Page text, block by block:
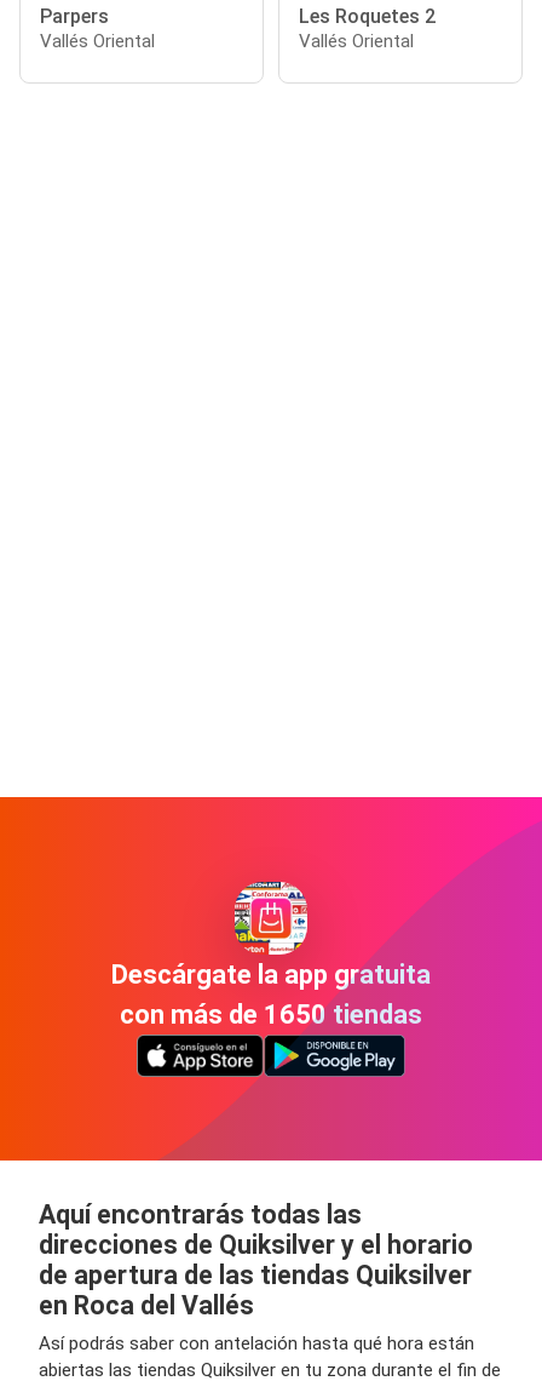
Parpers
Vallés Oriental
Les Roquetes 2
Vallés Oriental
Descárgate la app gratuita
con más de 1650 tiendas
Aquí encontrarás todas las
direcciones de Quiksilver y el horario
de apertura de las tiendas Quiksilver
en Roca del Vallés
Así podrás saber con antelación hasta qué hora están
abiertas las tiendas Quiksilver en tu zona durante el fin de